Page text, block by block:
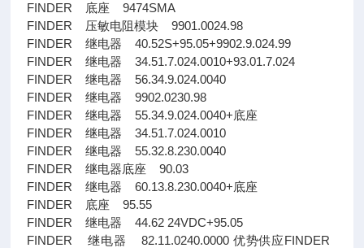
FINDER 底座 9474SMA
FINDER 压敏电阻模块 9901.0024.98
FINDER 继电器 40.52S+95.05+9902.9.024.99
FINDER 继电器 34.51.7.024.0010+93.01.7.024
FINDER 继电器 56.34.9.024.0040
FINDER 继电器 9902.0230.98
FINDER 继电器 55.34.9.024.0040+底座
FINDER 继电器 34.51.7.024.0010
FINDER 继电器 55.32.8.230.0040
FINDER 继电器底座 90.03
FINDER 继电器 60.13.8.230.0040+底座
FINDER 底座 95.55
FINDER 继电器 44.62 24VDC+95.05
FINDER 继电器 82.11.0240.0000 优势供应FINDER